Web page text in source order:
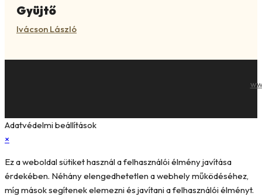
Gyüjtő
Ivácson László
Adatvédelmi beállítások
×
Ez a weboldal sütiket használ a felhasználói élmény javítása
érdekében. Néhány elengedhetetlen a webhely működéséhez,
míg mások segítenek elemezni és javítani a felhasználói élményt.